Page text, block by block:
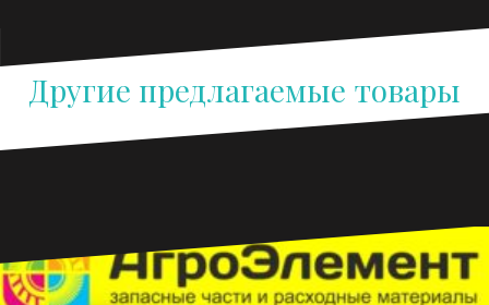
Другие предлагаемые товары